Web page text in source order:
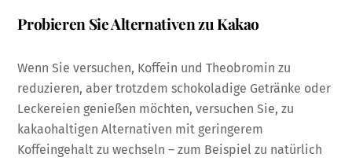
Probieren Sie Alternativen zu Kakao
Wenn Sie versuchen, Koffein und Theobromin zu
reduzieren, aber trotzdem schokoladige Getränke oder
Leckereien genießen möchten, versuchen Sie, zu
kakaohaltigen Alternativen mit geringerem
Koffeingehalt zu wechseln – zum Beispiel zu natürlich